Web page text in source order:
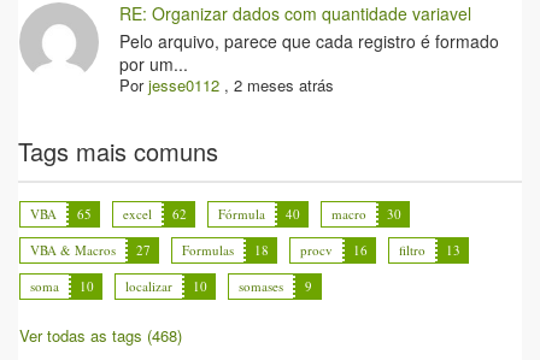
RE: Organizar dados com quantidade variavel
Pelo arquivo, parece que cada registro é formado
por um...
Porjesse0112 ,2 meses atrás
Tags mais comuns
VBA 65 excel 62 Fórmula 40 macro
30
VBA & Macros
27 Formulas 18 procv 16 filtro
13
soma
10 localizar 10 somases 9
Ver todas as tags (468)